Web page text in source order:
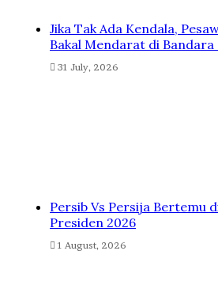
Jika Tak Ada Kendala,
Bakal Mendarat di Bandara
31 July, 2026
Persib Vs Persija Bertemu
Presiden 2026
1 August, 2026